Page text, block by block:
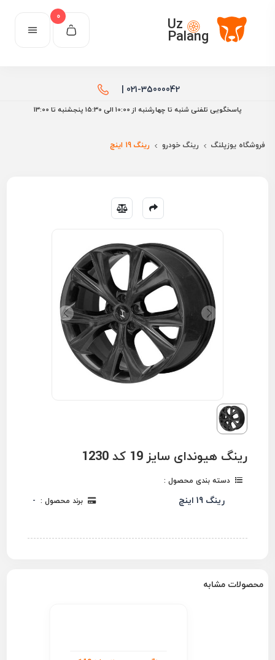
Uz
Palang
0
021-35000042 |
پاسخگویی تلفنی شنبه تا چهارشنبه از 10:00 الی ۱۵:30 پنجشنبه تا 13:00
فروشگاه یوزپلنگ رینگ خودرو رینگ 19 اینچ
رینگ هیوندای سایز 19 کد 1230
دسته بندی محصول :
رینگ 19 اینچ برند محصول : -
محصولات مشابه